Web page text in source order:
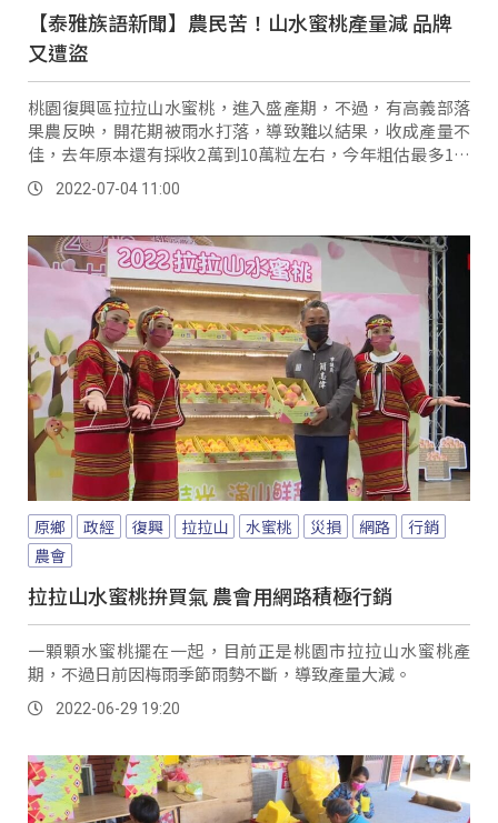
【泰雅族語新聞】農民苦！山水蜜桃產量減 品牌
又遭盜
桃園復興區拉拉山水蜜桃，進入盛產期，不過，有高義部落
果農反映，開花期被雨水打落，導致難以結果，收成產量不
佳，去年原本還有採收2萬到10萬粒左右，今年粗估最多1萬
粒，整體收成減少一半以上。
2022-07-04 11:00
原鄉 政經 復興 拉拉山 水蜜桃 災損 網路
行銷
農會
拉拉山水蜜桃拚買氣 農會用網路積極行銷
一顆顆水蜜桃擺在一起，目前正是桃園市拉拉山水蜜桃產
期，不過日前因梅雨季節雨勢不斷，導致產量大減。
2022-06-29 19:20